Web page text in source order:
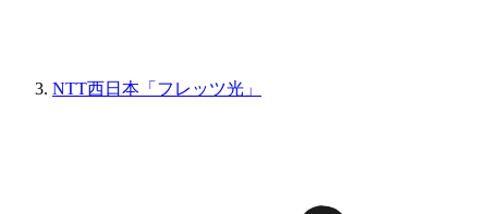
NTT西日本「フレッツ光」